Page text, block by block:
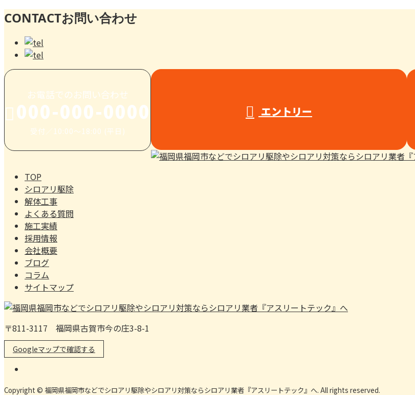
CONTACTお問い合わせ
お電話でのお問い合わせ
000-000-0000
受付／10:00～18:00 (平日)
エントリー
TOP
シロアリ駆除
解体工事
よくある質問
施工実績
採用情報
会社概要
ブログ
コラム
サイトマップ
〒811-3117 福岡県古賀市今の庄3-8-1
Googleマップで確認する
Copyright © 福岡県福岡市などでシロアリ駆除やシロアリ対策ならシロアリ業者『アスリートテック』へ. All rights reserved.